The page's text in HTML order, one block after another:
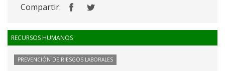
Compartir:
RECURSOS HUMANOS
PREVENCIÓN DE RIESGOS LABORALES